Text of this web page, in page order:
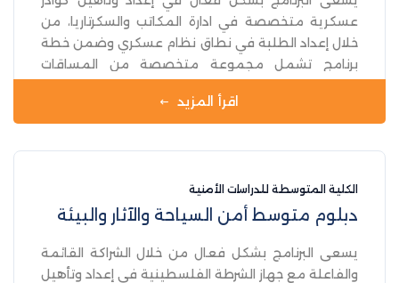
عسكرية متخصصة في ادارة المكاتب والسكرتاريا، من
خلال إعداد الطلبة في نطاق نظام عسكري وضمن خطة
برنامج تشمل مجموعة متخصصة من المساقات
نطاق المهارات المكتبية والسكرتاريا على وجه الخصوص،
لضمان اعداد طالب مزودا بمعارف ومهارات تضمن
بشكل فعال متطلبات العمل الاداري العسكري ومهاراته
اقرأ المزيد
الكلية المتوسطة للدراسات الأمنية
دبلوم متوسط أمن السياحة والآثار والبيئة
يسعى البرنامج بشكل فعال من خلال الشراكة القائمة
والفاعلة مع جهاز الشرطة الفلسطينية في إعداد وتأهيل